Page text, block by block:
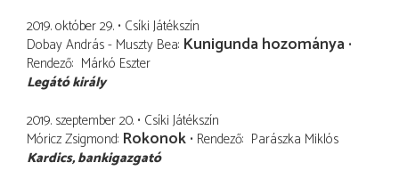
2019. október 29. Csíki Játékszín
Dobay András - Muszty Bea Kunigunda hozománya
Rendező Márkó Eszter
Legátó király
2019. szeptember 20. Csíki Játékszín
Móricz Zsigmond Rokonok Rendező Parászka Miklós
Kardics bankigazgató